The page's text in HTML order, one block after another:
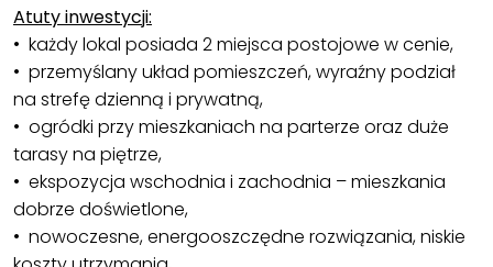
Atuty inwestycji:
• każdy lokal posiada 2 miejsca postojowe w cenie,
• przemyślany układ pomieszczeń, wyraźny podział
na strefę dzienną i prywatną,
• ogródki przy mieszkaniach na parterze oraz duże
tarasy na piętrze,
• ekspozycja wschodnia i zachodnia – mieszkania
dobrze doświetlone,
• nowoczesne, energooszczędne rozwiązania, niskie